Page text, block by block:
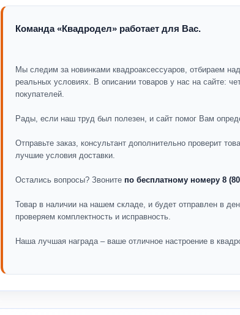
Команда «Квадродел» работает для Вас.
Мы следим за новинками квадроаксессуаров, отбираем
реальных условиях. В описании товаров у нас на сайте:
покупателей.
Рады, если наш труд был полезен, и сайт помог Вам
Отправьте заказ, консультант дополнительно проверит
лучшие условия доставки.
Остались вопросы? Звоните по бесплатному номеру 8
Товар в наличии на нашем складе, и будет отправлен в
проверяем комплектность и исправность.
Наша лучшая награда – ваше отличное настроение в